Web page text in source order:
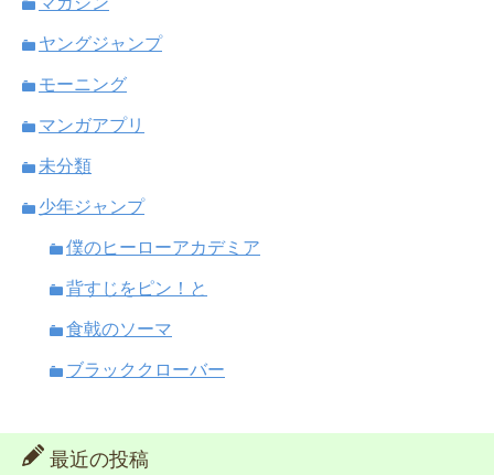
ヤングジャンプ
モーニング
マンガアプリ
未分類
少年ジャンプ
僕のヒーローアカデミア
背すじをピン！と
食戟のソーマ
ブラッククローバー
最近の投稿